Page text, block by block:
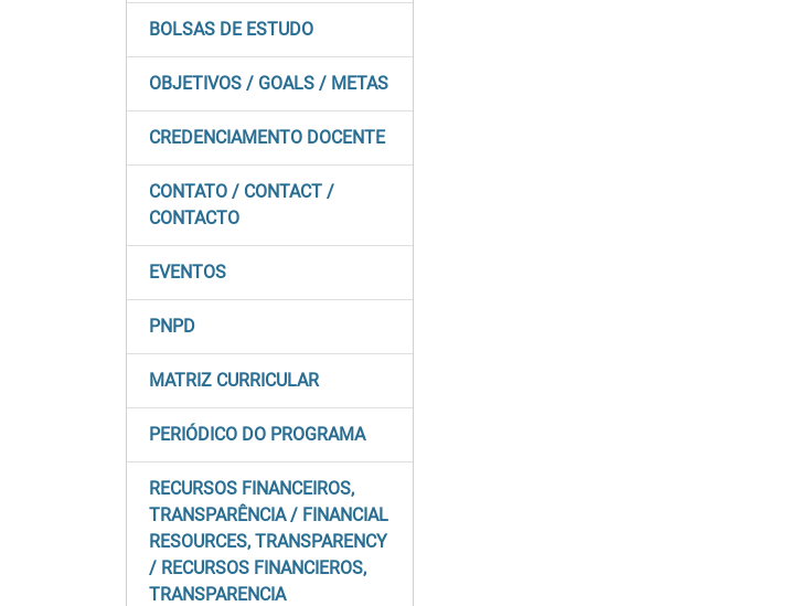
BOLSAS DE ESTUDO
OBJETIVOS / GOALS / METAS
CREDENCIAMENTO DOCENTE
CONTATO / CONTACT /
CONTACTO
EVENTOS
PNPD
MATRIZ CURRICULAR
PERIÓDICO DO PROGRAMA
RECURSOS FINANCEIROS,
TRANSPARÊNCIA / FINANCIAL
RESOURCES, TRANSPARENCY
/ RECURSOS FINANCIEROS,
TRANSPARENCIA